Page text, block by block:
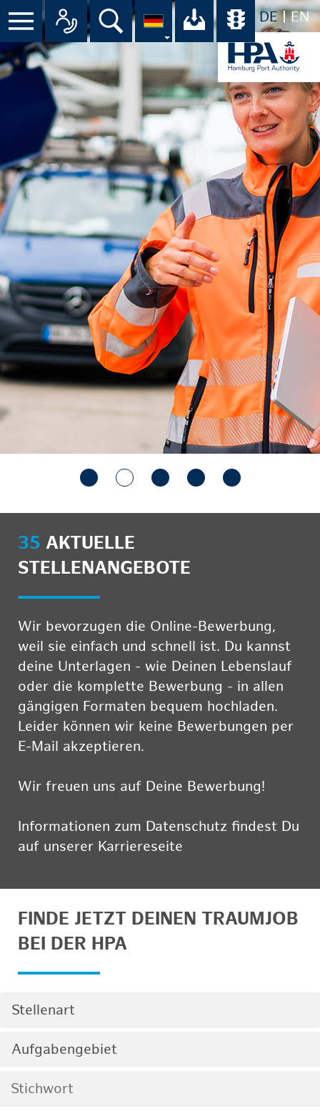
DE EN
Menü Alle Ansprechpartner im
Suche Ihr Download-
35 AKTUELLE
STELLENANGEBOTE
Wir bevorzugen die Online-Bewerbung,
weil sie einfach und schnell ist. Du kannst
deine Unterlagen - wie Deinen Lebenslauf
oder die komplette Bewerbung - in allen
gängigen Formaten bequem hochladen.
Leider können wir keine Bewerbungen per
E-Mail akzeptieren.
Wir freuen uns auf Deine Bewerbung!
Informationen zum Datenschutz findest Du
auf unserer Karriereseite
FINDE JETZT DEINEN TRAUMJOB
BEI DER HPA
Stellenart
Aufgabengebiet